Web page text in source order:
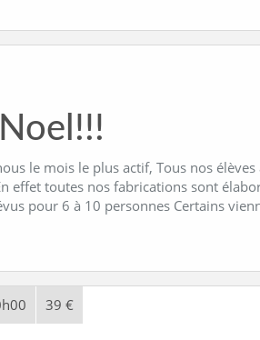
le mois le plus actif, Tous nos
effet toutes nos fabrications sont
pour 6 à 10 personnes Certains
39 €